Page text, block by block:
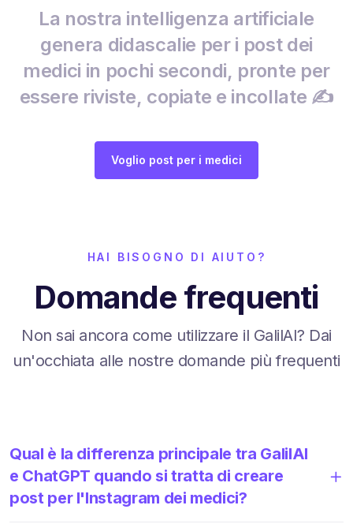
La nostra intelligenza artificiale
genera didascalie per i post dei
medici in pochi secondi, pronte per
essere riviste, copiate e incollate ✍️
Voglio post per i medici
HAI BISOGNO DI AIUTO?
Domande frequenti
Non sai ancora come utilizzare il GalilAI? Dai
un'occhiata alle nostre domande più frequenti
Qual è la differenza principale tra GalilAI
e ChatGPT quando si tratta di creare
post per l'Instagram dei medici?